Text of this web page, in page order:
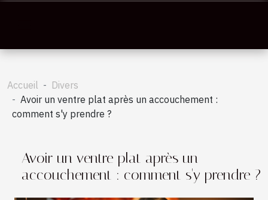
Accueil
Divers
Avoir un ventre plat après un accouchement :
comment s'y prendre ?
Avoir un ventre plat après un
accouchement : comment s'y prendre ?